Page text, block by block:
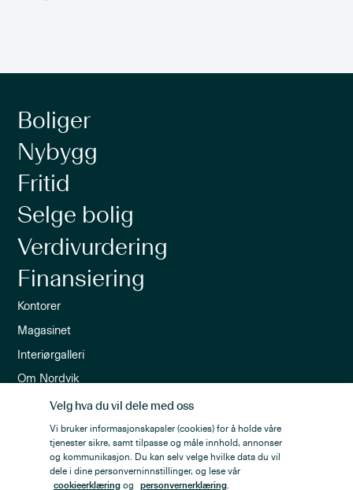
Boliger
Nybygg
Fritid
Selge bolig
Verdivurdering
Finansiering
Kontorer
Magasinet
Interiørgalleri
Om Nordvik
Ledige stillinger
Nordvik-appen
Nyhetsbrev
Velg hva du vil dele med oss
Vi bruker informasjonskapsler (cookies) for å holde våre
tjenester sikre, samt tilpasse og måle innhold, annonser
og kommunikasjon. Du kan selv velge hvilke data du vil
dele i dine personverninnstillinger, og lese vår
cookieerklæringog personvernerklæring.